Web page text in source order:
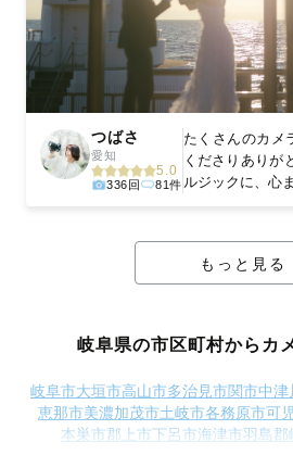
つばさ
愛知
5.0
336回 81件
たくさんのカメ
くださりありが
ルジックに、心
もっと見る
岐阜県の市区町村からカ
岐阜市大垣市高山市多治見市関市中津
恵那市美濃加茂市土岐市各務原市可
本巣市郡上市下呂市海津市羽島郡